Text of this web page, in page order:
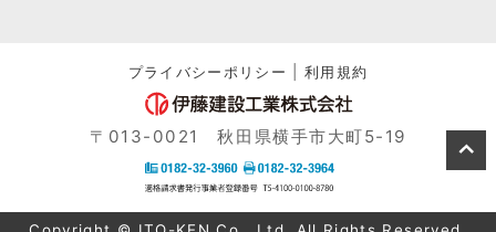
プライバシーポリシー |利用規約
〒013-0021 秋田県横手市大町5-19